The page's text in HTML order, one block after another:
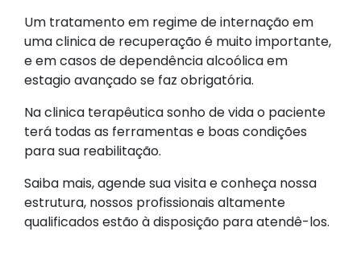
Um tratamento em regime de internação em
uma clinica de recuperação é muito importante,
e em casos de dependência alcoólica em
estagio avançado se faz obrigatória.
Na clinica terapêutica sonho de vida o paciente
terá todas as ferramentas e boas condições
para sua reabilitação.
Saiba mais, agende sua visita e conheça nossa
estrutura, nossos profissionais altamente
qualificados estão à disposição para atendê-los.